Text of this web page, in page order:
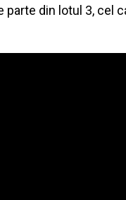
parte din lotul 3, cel